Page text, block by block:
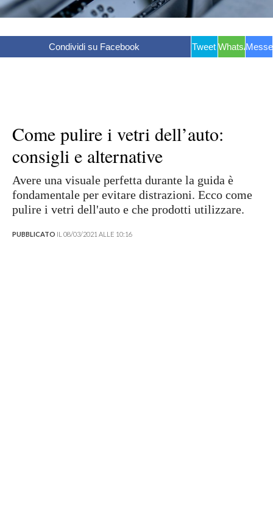
Condividi su Facebook Tweet WhatsApp
Come pulire i vetri dell’auto:
consigli e alternative
Avere una visuale perfetta durante la guida è
fondamentale per evitare distrazioni. Ecco come
pulire i vetri dell'auto e che prodotti utilizzare.
PUBBLICATO IL 08/03/2021 ALLE 10:16